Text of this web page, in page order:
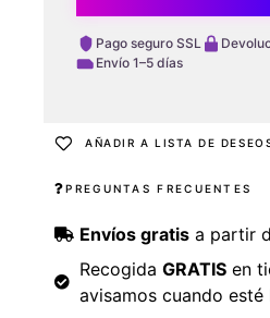
Pago seguro SSL
Envío 1–5 días
AÑADIR A LISTA DE
PREGUNTAS FRECUENTES
Envíos gratisa partir
Recogida GRATISen
avisamos cuando esté